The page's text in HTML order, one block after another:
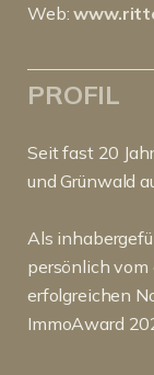
Web:
PROFIL
Seit fast 20
und Grünwald
Als
persönlich vom
erfolgreichen
ImmoAward